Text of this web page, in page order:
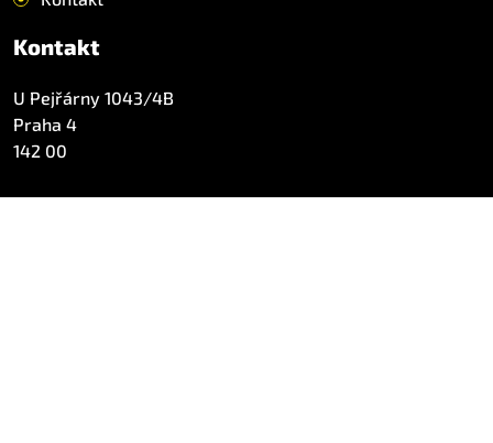
Kontakt
U Pejřárny 1043/4B
Praha 4
142 00